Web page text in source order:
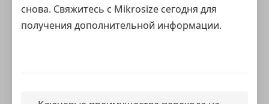
снова. Свяжитесь с Mikrosize сегодня для
получения дополнительной информации.